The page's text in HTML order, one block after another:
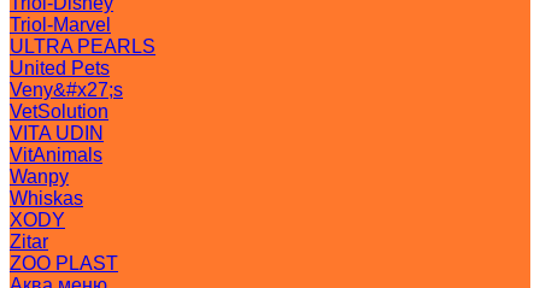
Triol-Marvel
ULTRA PEARLS
United Pets
Veny&#x27;s
VetSolution
VITA UDIN
VitAnimals
Wanpy
Whiskas
XODY
Zitar
ZOO PLAST